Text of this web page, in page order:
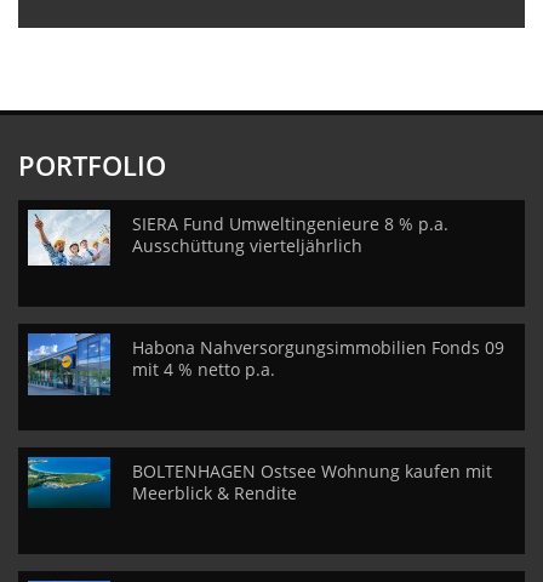
PORTFOLIO
SIERA Fund Umweltingenieure 8 % p.a.
Ausschüttung vierteljährlich
Habona Nahversorgungsimmobilien Fonds 09
mit 4 % netto p.a.
BOLTENHAGEN Ostsee Wohnung kaufen mit
Meerblick & Rendite